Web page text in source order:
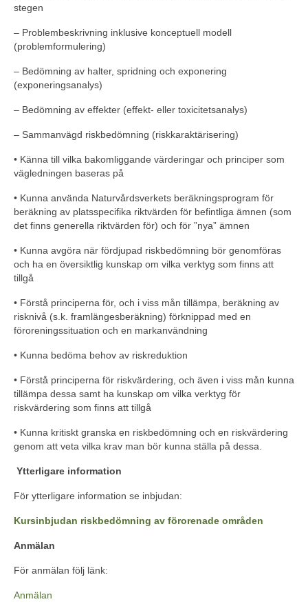
stegen
– Problembeskrivning inklusive konceptuell modell
(problemformulering)
– Bedömning av halter, spridning och exponering
(exponeringsanalys)
– Bedömning av effekter (effekt- eller toxicitetsanalys)
– Sammanvägd riskbedömning (riskkaraktärisering)
• Känna till vilka bakomliggande värderingar och principer som
vägledningen baseras på
• Kunna använda Naturvårdsverkets beräkningsprogram för
beräkning av platsspecifika riktvärden för befintliga ämnen (som
det finns generella riktvärden för) och för ”nya” ämnen
• Kunna avgöra när fördjupad riskbedömning bör genomföras
och ha en översiktlig kunskap om vilka verktyg som finns att
tillgå
• Förstå principerna för, och i viss mån tillämpa, beräkning av
risknivå (s.k. framlängesberäkning) förknippad med en
föroreningssituation och en markanvändning
• Kunna bedöma behov av riskreduktion
• Förstå principerna för riskvärdering, och även i viss mån kunna
tillämpa dessa samt ha kunskap om vilka verktyg för
riskvärdering som finns att tillgå
• Kunna kritiskt granska en riskbedömning och en riskvärdering
genom att veta vilka krav man bör kunna ställa på dessa.
Ytterligare information
För ytterligare information se inbjudan:
Kursinbjudan riskbedömning av förorenade områden
Anmälan
För anmälan följ länk:
Anmälan